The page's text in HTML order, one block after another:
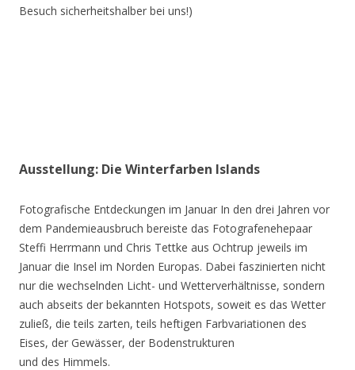
Besuch sicherheitshalber bei uns!)
Ausstellung: Die Winterfarben Islands
Fotografische Entdeckungen im Januar In den drei Jahren vor
dem Pandemieausbruch bereiste das Fotografenehepaar
Steffi Herrmann und Chris Tettke aus Ochtrup jeweils im
Januar die Insel im Norden Europas. Dabei faszinierten nicht
nur die wechselnden Licht- und Wetterverhältnisse, sondern
auch abseits der bekannten Hotspots, soweit es das Wetter
zuließ, die teils zarten, teils heftigen Farbvariationen des
Eises, der Gewässer, der Bodenstrukturen
und des Himmels.